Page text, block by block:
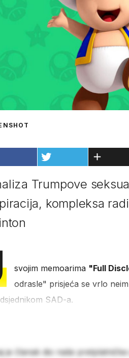
Trumpove
kompleksa
svojim memoarima "Full
odrasle" prisjeća se vrlo
SAD-a.
je članak dio naše